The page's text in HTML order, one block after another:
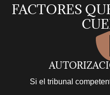
FACTORES
Si el tribunal